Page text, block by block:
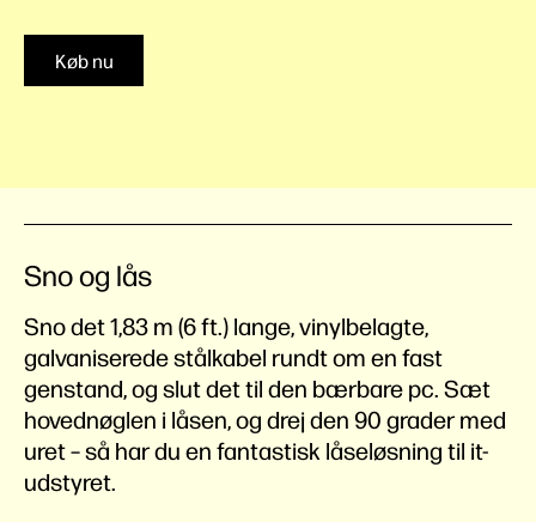
Køb nu
Sno og lås
Sno det 1,83 m (6 ft.) lange, vinylbelagte,
galvaniserede stålkabel rundt om en fast
genstand, og slut det til den bærbare pc. Sæt
hovednøglen i låsen, og drej den 90 grader med
uret – så har du en fantastisk låseløsning til it-
udstyret.